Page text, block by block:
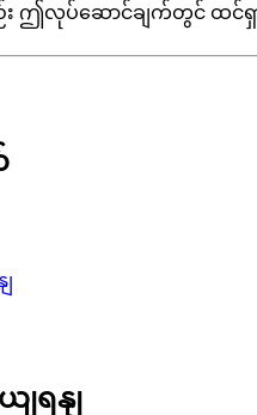
ဤလုပ်ဆောင်ချက်တွင် ထင်ရှ
ရနျ